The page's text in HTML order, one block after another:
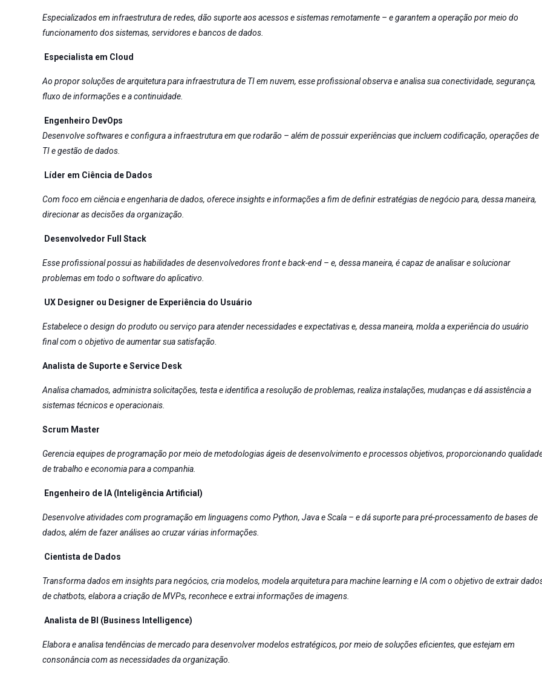
Especializados em infraestrutura de redes, dão suporte aos acessos e sistemas remotamente – e garantem a operação por meio do
funcionamento dos sistemas, servidores e bancos de dados.
Especialista em Cloud
Ao propor soluções de arquitetura para infraestrutura de TI em nuvem, esse profissional observa e analisa sua conectividade, segurança,
fluxo de informações e a continuidade.
Engenheiro DevOps
Desenvolve softwares e configura a infraestrutura em que rodarão – além de possuir experiências que incluem codificação, operações de
TI e gestão de dados.
Líder em Ciência de Dados
Com foco em ciência e engenharia de dados, oferece insights e informações a fim de definir estratégias de negócio para, dessa maneira,
direcionar as decisões da organização.
Desenvolvedor Full Stack
Esse profissional possui as habilidades de desenvolvedores front e back-end – e, dessa maneira, é capaz de analisar e solucionar
problemas em todo o software do aplicativo.
UX Designer ou Designer de Experiência do Usuário
Estabelece o design do produto ou serviço para atender necessidades e expectativas e, dessa maneira, molda a experiência do usuário
final com o objetivo de aumentar sua satisfação.
Analista de Suporte e Service Desk
Analisa chamados, administra solicitações, testa e identifica a resolução de problemas, realiza instalações, mudanças e dá assistência a
sistemas técnicos e operacionais.
Scrum Master
Gerencia equipes de programação por meio de metodologias ágeis de desenvolvimento e processos objetivos, proporcionando
de trabalho e economia para a companhia.
Engenheiro de IA (Inteligência Artificial)
Desenvolve atividades com programação em linguagens comoPython,Javae Scala – e dá suporte para pré-processamento de bases de
dados, além de fazer análises ao cruzar várias informações.
Cientista de Dados
Transforma dados em insights para negócios, cria modelos, modela arquitetura para machine learning e IA com o objetivo de extrair
de chatbots, elabora a criação de MVPs, reconhece e extrai informações de imagens.
Analista de BI (Business Intelligence)
Elabora e analisa tendências de mercado para desenvolver modelos estratégicos, por meio de soluções eficientes, que estejam em
consonância com as necessidades da organização.